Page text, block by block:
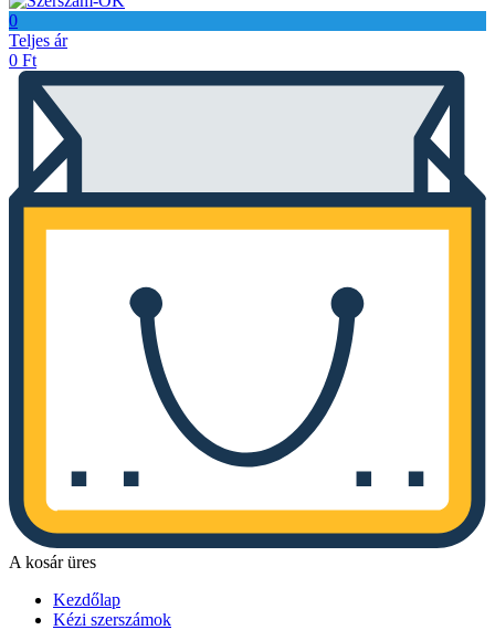
0
Teljes ár
0 Ft
A kosár üres
Kezdőlap
Kézi szerszámok